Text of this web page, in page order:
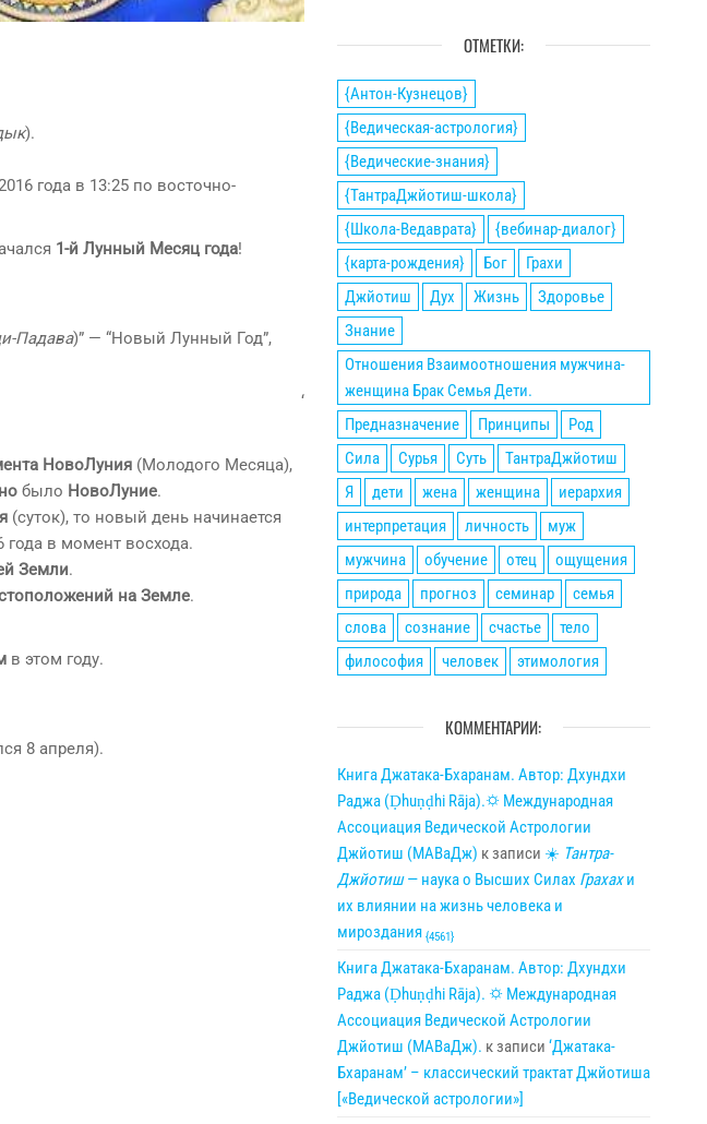
).
года в 13:25 по восточно-
1-й Лунный Месяц года!
Падава)” — “Новый Лунный Год”,
‘
НовоЛуния (Молодого Месяца),
было НовоЛуние.
(суток), то новый день начинается
в момент восхода.
Земли.
на Земле.
в этом году.
8 апреля).
ОТМЕТКИ:
{Антон-Кузнецов}
{Ведическая-астрология}
{Ведические-знания}
{ТантраДжйотиш-школа}
{Школа-Ведаврата}
{вебинар-диалог}
{карта-рождения}
Бог
Грахи
Джйотиш
Дух Жизнь
Здоровье
Знание
Отношения Взаимоотношения мужчина-
женщина Брак Семья Дети.
Предназначение
Принципы
Род
Сила
Сурья Суть
ТантраДжйотиш
Я
дети жена женщина
иерархия
интерпретация
личность
муж
мужчина
обучение отец
ощущения
природа
прогноз семинар
семья
слова
сознание счастье
тело
философия
человек этимология
КОММЕНТАРИИ:
Книга Джатака-Бхаранам. Автор: Дхундхи
Раджа (Ḍhuṇḍhi Rāja).🌣 Международная
Ассоциация Ведической Астрологии
Джйотиш (МАВаДж) к записи ☀ Тантра-
Джйотиш— наука о Высших Силах Грахахи
их влиянии на жизнь человека и
мироздания {4561}
Книга Джатака-Бхаранам. Автор: Дхундхи
Раджа (Ḍhuṇḍhi Rāja). 🌣 Международная
Ассоциация Ведической Астрологии
Джйотиш (МАВаДж). к записи ‘Джатака-
Бхаранам’ – классический трактат Джйотиша
[«Ведической астрологии»]